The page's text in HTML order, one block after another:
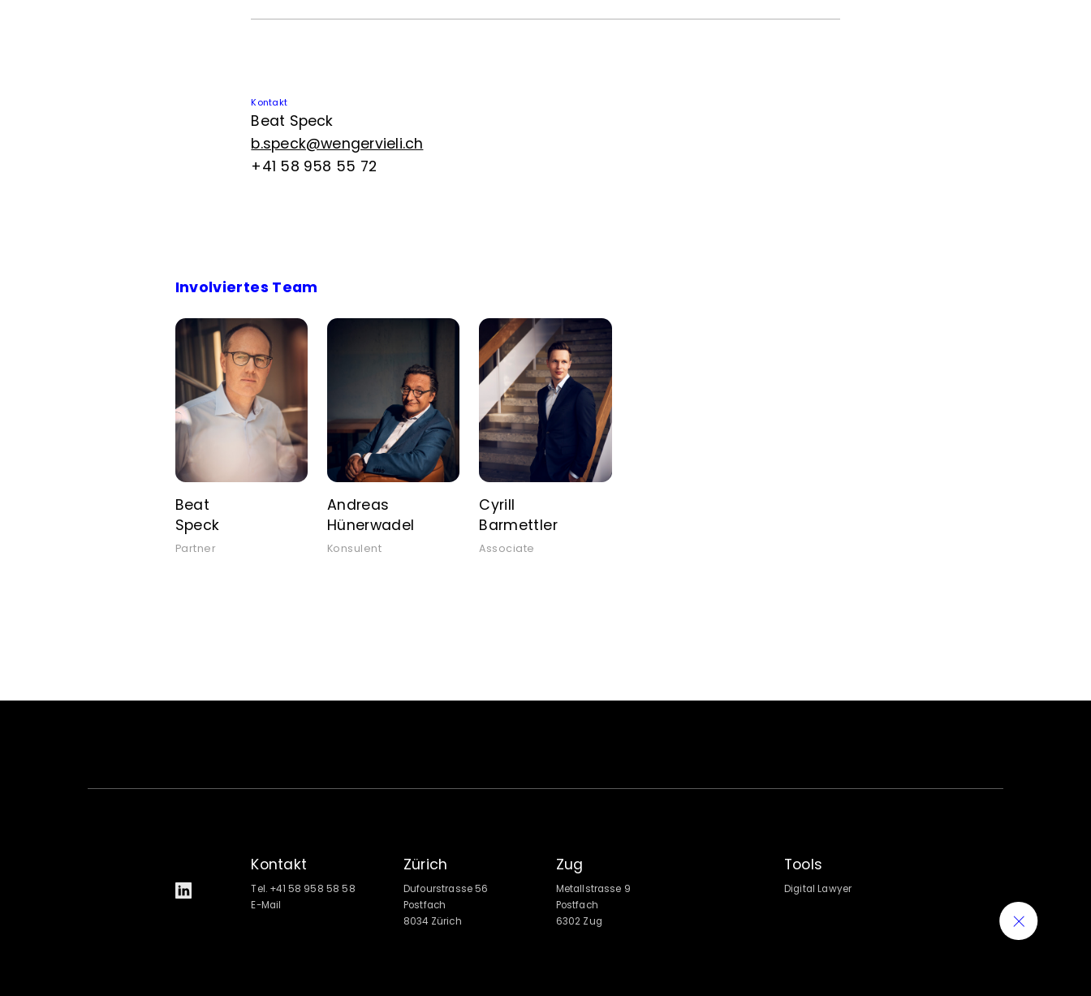
Kontakt
Beat Speck
b.speck@wengervieli.ch
+41 58 958 55 72
Involviertes Team
Beat
Speck
Partner
Andreas
Hünerwadel
Konsulent
Cyrill
Barmettler
Associate
Kontakt
Tel. +41 58 958 58 58
E-Mail
Zürich
Dufourstrasse 56
Postfach
8034 Zürich
Zug
Metallstrasse 9
Postfach
6302 Zug
Tools
Digital Lawyer